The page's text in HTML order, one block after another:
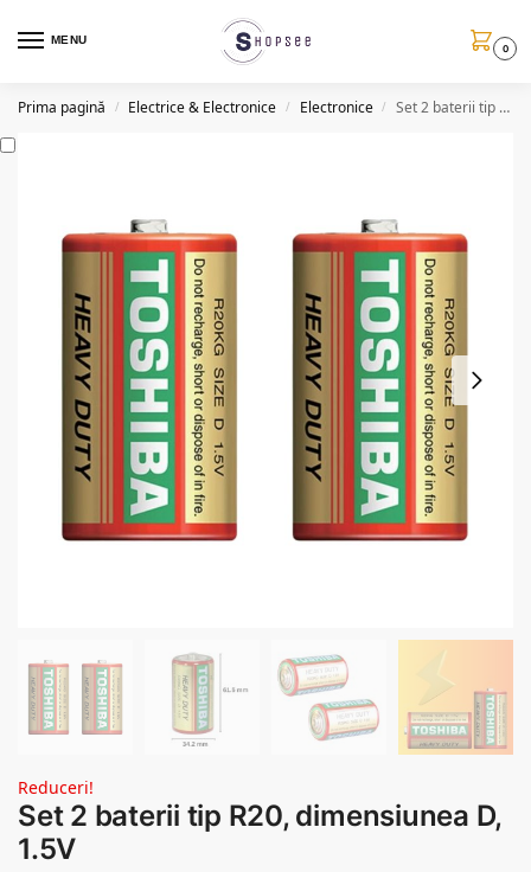
MENU
0
Prima pagină / Electrice & Electronice / Electronice / Set 2 baterii tip R20, dimensiunea D, 1.5V
Reduceri!
Set 2 baterii tip R20, dimensiunea D,
1.5V